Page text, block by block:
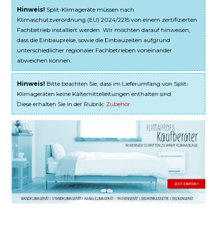
Hinweis! Split-Klimageräte müssen nach
Klimaschutzverordnung (EU) 2024/2215 von einem zertifizierten
Fachbetrieb installiert werden. Wir möchten darauf hinweisen,
dass die Einbaupreise, sowie die Einbauzeiten aufgrund
unterschiedlicher regionaler Fachbetrieben voneinander
abweichen können.
Hinweis! Bitte beachten Sie, dass im Lieferumfang von Split-
Klimageräten keine Kältemittelleitungen enthalten sind.
Diese erhalten Sie in der Rubrik: Zubehör